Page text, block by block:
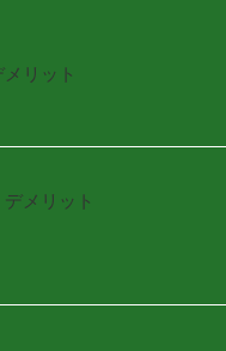
リット
メリット